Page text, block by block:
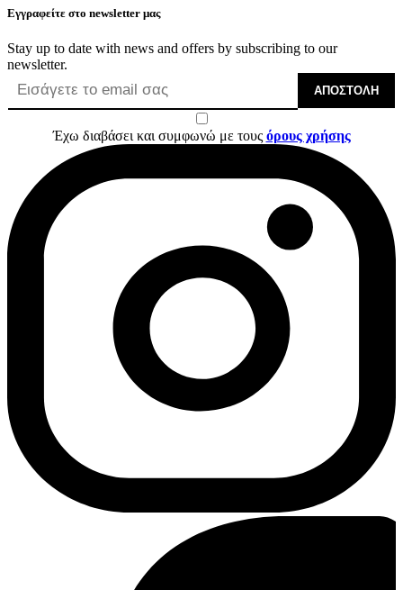
Εγγραφείτε στο newsletter μας
Stay up to date with news and offers by subscribing to our
newsletter.
ΑΠΟΣΤΟΛΉ
Έχω διαβάσει και συμφωνώ με τους όρους χρήσης